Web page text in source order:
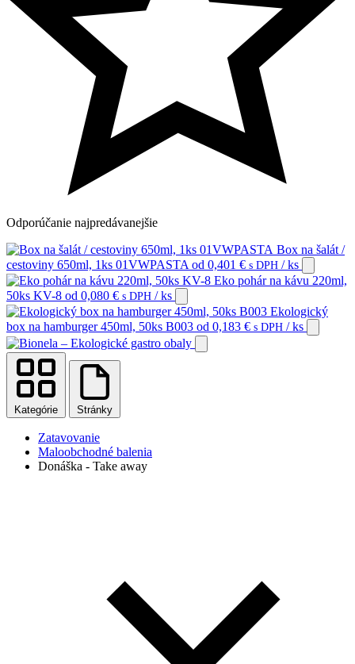
Odporúčanie najpredávanejšie
Box na šalát /
cestoviny 650ml, 1ks 01VWPASTA od 0,401 € s DPH / ks
Eko pohár na kávu 220ml,
50ks KV-8 od 0,080 € s DPH / ks
Ekologický
box na hamburger 450ml, 50ks B003 od 0,183 € s DPH / ks
Kategórie Stránky
Zatavovanie
Maloobchodné balenia
Donáška - Take away